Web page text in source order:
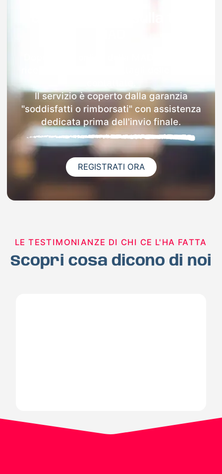
Il servizio è coperto dalla garanzia
"soddisfatti o rimborsati" con assistenza
dedicata prima dell'invio finale.
REGISTRATI ORA
LE TESTIMONIANZE DI CHI CE L'HA FATTA
Scopri cosa dicono di noi